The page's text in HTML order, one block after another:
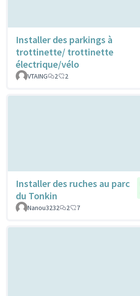
Installer des parkings à
trottinette/ trottinette
électrique/vélo
VTAING 2 2
Installer des ruches au parc
du Tonkin
Nanou3232
2 7